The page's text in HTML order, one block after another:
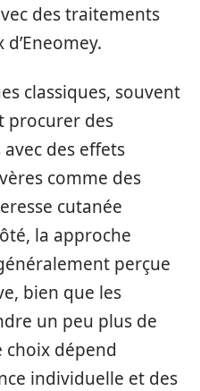
des traitements
classiques, souvent
procurer des
des effets
comme des
cutanée
la approche
perçue
bien que les
un peu plus de
choix dépend
individuelle et des